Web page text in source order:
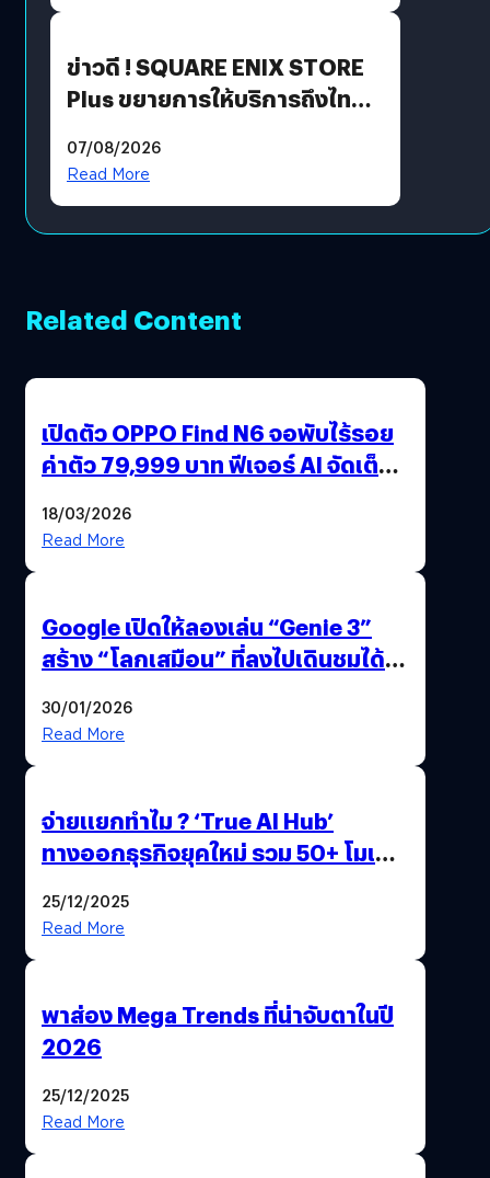
ข่าวดี ! SQUARE ENIX STORE
Plus ขยายการให้บริการถึงไทย
โดยตรง
07/08/2026
Read More
Related Content
เปิดตัว OPPO Find N6 จอพับไร้รอย
ค่าตัว 79,999 บาท ฟีเจอร์ AI จัดเต็ม
18/03/2026
Read More
Google เปิดให้ลองเล่น “Genie 3”
สร้าง “โลกเสมือน” ที่ลงไปเดินชมได้
30/01/2026
Read More
จ่ายแยกทำไม ? ‘True AI Hub’
ทางออกธุรกิจยุคใหม่ รวม 50+ โมเดล
25/12/2025
Read More
พาส่อง Mega Trends ที่น่าจับตาในปี
2026
25/12/2025
Read More